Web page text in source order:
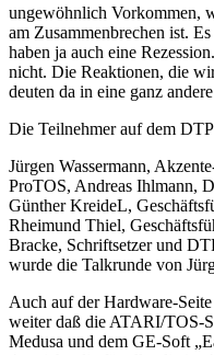
ungewöhnlich Vorkommen,
am Zusammenbrechen ist.
haben ja auch eine
nicht. Die Reaktionen, die
deuten da in eine ganz
Die Teilnehmer auf dem
Jürgen Wassermann,
ProTOS, Andreas Ihlmann,
Günther KreideL,
Rheimund Thiel,
Bracke, Schriftsetzer und
wurde die Talkrunde von
Auch auf der Hardware-
weiter daß die ATARI/TOS-
Medusa und dem GE-Soft